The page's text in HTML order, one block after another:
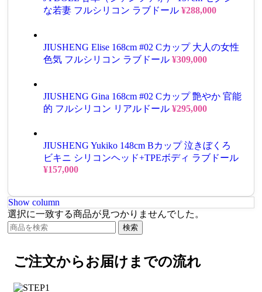
な若妻 フルシリコン ラブドール ¥288,000
JIUSHENG Elise 168cm #02 Cカップ 大人の女性
色気 フルシリコン ラブドール ¥309,000
JIUSHENG Gina 168cm #02 Cカップ 艶やか 官能
的 フルシリコン リアルドール ¥295,000
JIUSHENG Yukiko 148cm Bカップ 泣きぼくろ
ビキニ シリコンヘッド+TPEボディ ラブドール
¥157,000
Show column
選択に一致する商品が見つかりませんでした。
検索
ご注文からお届けまでの流れ